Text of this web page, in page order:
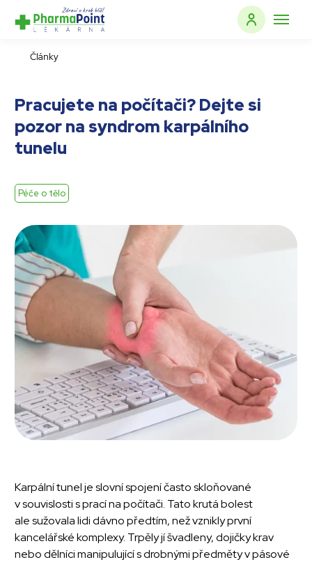
Články
Pracujete na počítači? Dejte si
pozor na syndrom karpálního
tunelu
Péče o tělo
Karpální tunel je slovní spojení často skloňované
v souvislosti s prací na počítači. Tato krutá bolest
ale sužovala lidi dávno předtím, než vznikly první
kancelářské komplexy. Trpěly jí švadleny, dojičky krav
nebo dělníci manipulující s drobnými předměty v pásové